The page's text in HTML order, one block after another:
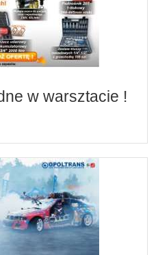
w warsztacie !